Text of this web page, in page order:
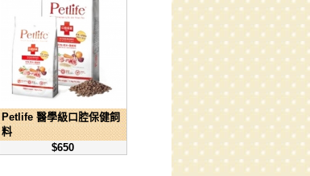
Petlife 醫學級口腔保健飼
料
$650